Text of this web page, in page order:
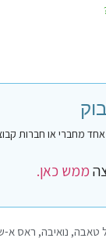
ממש כאן.
טאבה, נואיבה, ראס א-